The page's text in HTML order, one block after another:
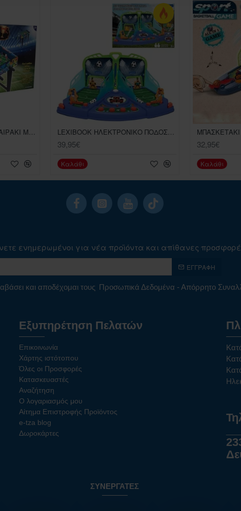
39,95€
Καλάθι
MΠΑΣΚΕΤΑΚΙ
32,95€
Καλάθι
ενημερωμένοι για νέα προϊόντα και απίθανες
ΕΓΓΡΑΦΉ
και αποδέχομαι τους Προσωπικά Δεδομένα - Απόρρητο
Εξυπηρέτηση Πελατών
Επικοινωνία
Χάρτης ιστότοπου
Όλες οι Προσφορές
Κατασκευαστές
Αναζήτηση
Ο λογαριασμός μου
Αίτημα Επιστροφής Προϊόντος
e-tza blog
Δωροκάρτες
ΣΥΝΕΡΓΆΤΕΣ